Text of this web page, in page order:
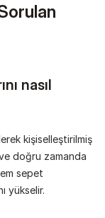
nasıl
kişiselleştirilmiş
doğru zamanda
sepet
yükselir.